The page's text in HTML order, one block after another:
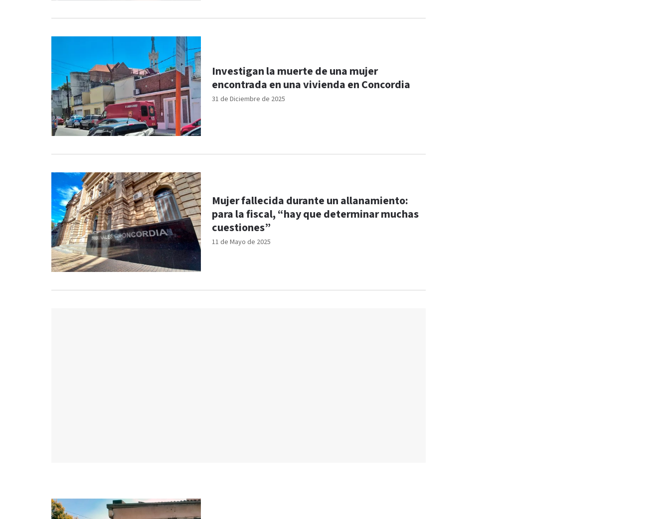
31 de Diciembre de 2025
Investigan la muerte de una mujer
encontrada en una vivienda en Concordia
11 de Mayo de 2025
Mujer fallecida durante un allanamiento:
para la fiscal, “hay que determinar muchas
cuestiones”